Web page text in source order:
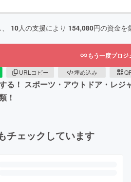
10人の支援により 154,080円の資金を
もう一度プロ
URLコピー 埋め込み
る！ スポーツ・アウトドア・レ
！
チェックしています